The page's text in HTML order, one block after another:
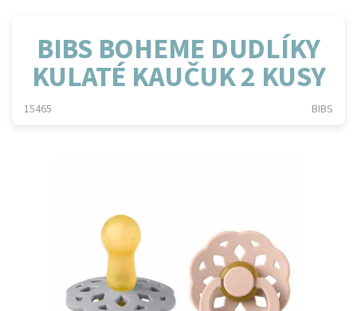
BIBS BOHEME DUDLÍKY
KULATÉ KAUČUK 2 KUSY
15465 BIBS